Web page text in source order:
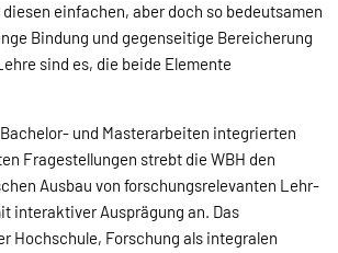
einfachen, aber doch so bedeutsamen
Bindung und gegenseitige Bereicherung
sind es, die beide Elemente
und Masterarbeiten integrierten
Fragestellungen strebt die WBH den
Ausbau von forschungsrelevanten Lehr-
interaktiver Ausprägung an. Das
Hochschule, Forschung als integralen